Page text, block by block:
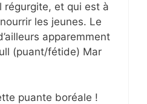
régurgite, et qui est à
les jeunes. Le
apparemment
(puant/fétide) Mar
puante boréale !